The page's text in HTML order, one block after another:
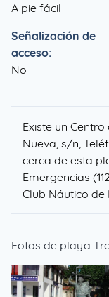
A pie fácil
Señalización de
acceso:
No
Existe un
Nueva, s/n,
cerca de esta
Emergencias
Club Náutico de
Fotos de playa